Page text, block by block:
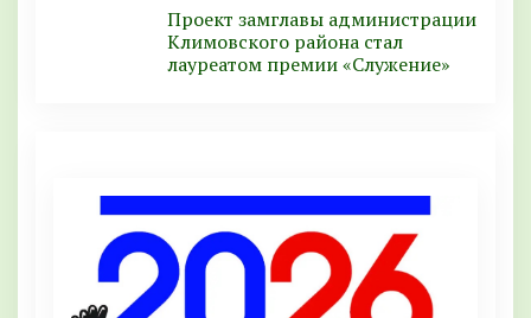
Проект замглавы администрации
Климовского района стал
лауреатом премии «Служение»